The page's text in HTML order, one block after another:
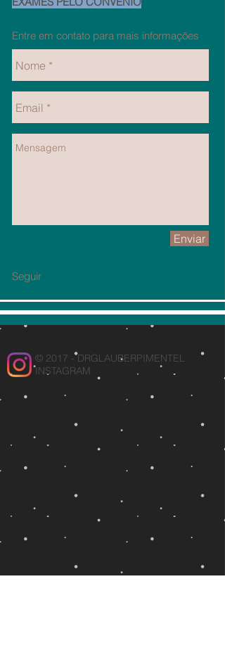
Seguir
Entre em contato para mais informações
© 2017 - DRGLAUBERPIMENTEL
INSTAGRAM
Enviar